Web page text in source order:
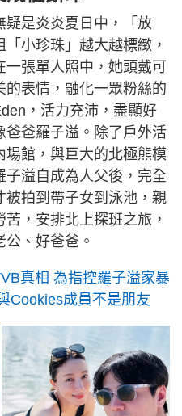
疑是炎炎夏日中，「放
小珍珠」越大越標緻，
張單人照中，她頭戴可
的表情，融化一眾粉絲的
，活力充沛，盡顯好
爸爸羅子溢。除了戶外活
館，與巨大的北極熊模
子溢自成為人父後，完全
被拍到帶子女到泳池，親
，安排北上探班之旅，
、好爸爸。
真相 為指控羅子溢家暴
Cookies成員不是朋友